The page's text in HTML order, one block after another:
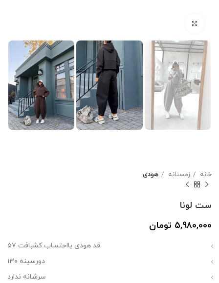
خانه زمستانه هودی
ست لونا
5,980,000 تومان
قد هودی بااحتساب کشبافت ۵۷
دورسینه ۱۳۰
سرشانه ندارد